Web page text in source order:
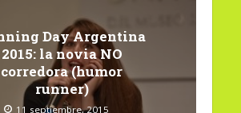
Day Argentina
2015: la novia NO
corredora (humor
runner)
11 septiembre, 2015